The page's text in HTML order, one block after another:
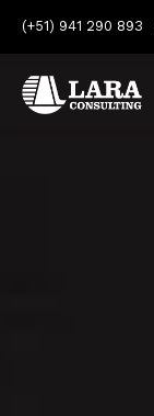
(+51) 941 290 893